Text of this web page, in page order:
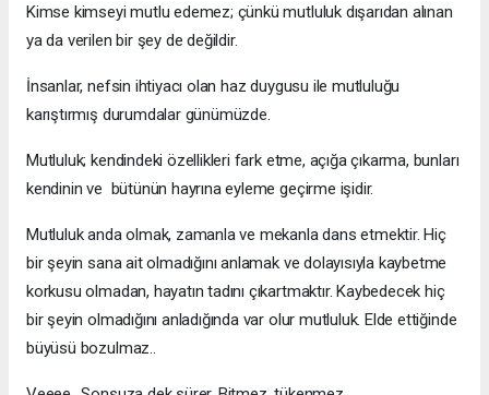
Kimse kimseyi mutlu edemez; çünkü mutluluk dışarıdan alınan
ya da verilen bir şey de değildir.
İnsanlar, nefsin ihtiyacı olan haz duygusu ile mutluluğu
karıştırmış durumdalar günümüzde.
Mutluluk; kendindeki özellikleri fark etme, açığa çıkarma, bunları
kendinin ve bütünün hayrına eyleme geçirme işidir.
Mutluluk anda olmak, zamanla ve mekanla dans etmektir. Hiç
bir şeyin sana ait olmadığını anlamak ve dolayısıyla kaybetme
korkusu olmadan, hayatın tadını çıkartmaktır. Kaybedecek hiç
bir şeyin olmadığını anladığında var olur mutluluk. Elde ettiğinde
büyüsü bozulmaz..